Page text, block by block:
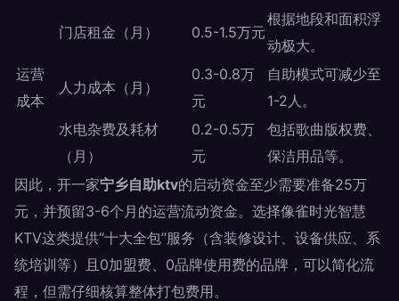
运营
成本
门店租金（月） 0.5-1.5万元
根据地段和面积浮
动极大。
人力成本（月）
0.3-0.8万
元
自助模式可减少至
1-2人。
水电杂费及耗材
（月）
0.2-0.5万
元
包括歌曲版权费、
保洁用品等。
因此，开一家宁乡自助ktv的启动资金至少需要准备25万
元，并预留3-6个月的运营流动资金。选择像雀时光智慧
KTV这类提供“十大全包”服务（含装修设计、设备供应、系
统培训等）且0加盟费、0品牌使用费的品牌，可以简化流
程，但需仔细核算整体打包费用。